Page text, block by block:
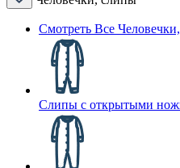
Смотреть Все
Слипы с открытыми